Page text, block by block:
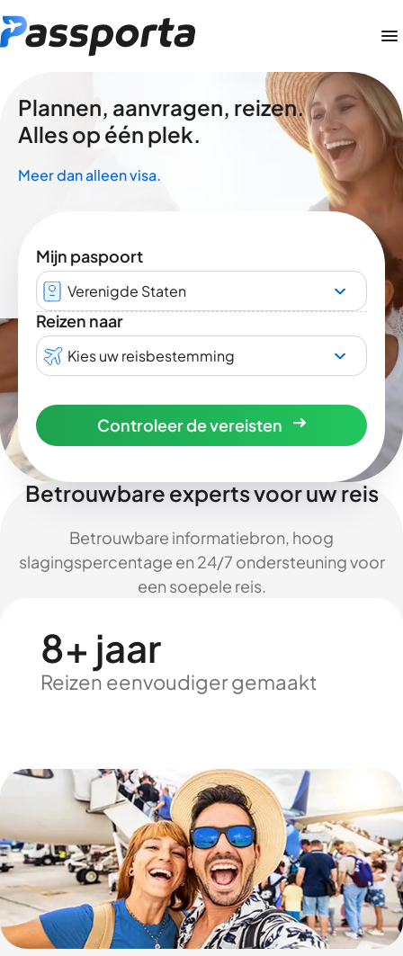
Plannen, aanvragen, reizen.
Alles op één plek.
Meer dan alleen visa.
Mijn paspoort
Verenigde Staten
Reizen naar
Kies uw reisbestemming
Controleer de vereisten
Betrouwbare experts voor uw reis
Betrouwbare informatiebron, hoog
slagingspercentage en 24/7 ondersteuning voor
een soepele reis.
8+ jaar
Reizen eenvoudiger gemaakt